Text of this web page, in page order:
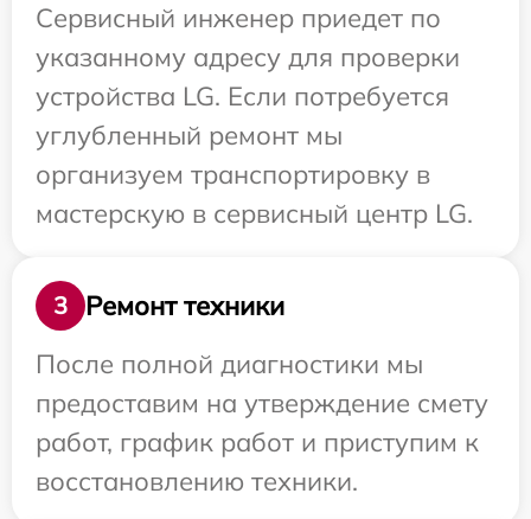
Сервисный инженер приедет по
указанному адресу для проверки
устройства LG. Если потребуется
углубленный ремонт мы
организуем транспортировку в
мастерскую в сервисный центр LG.
3
Ремонт техники
После полной диагностики мы
предоставим на утверждение смету
работ, график работ и приступим к
восстановлению техники.